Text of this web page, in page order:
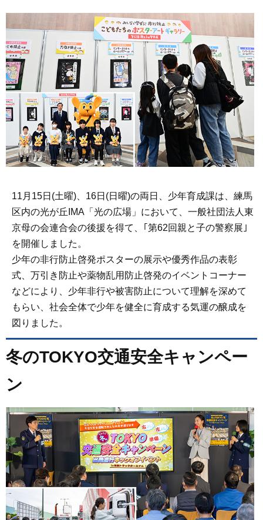
11月15日(土曜)、16日(日曜)の両日、少年育成課は、練馬
区内の光が丘IMA「光の広場」において、一般社団法人東
京母の会連合会の後援を得て、｢第62回親と子の警察展｣
を開催しました。
少年の非行防止啓発ポスターの展示や優秀作品の表彰
式、万引き防止や薬物乱用防止啓発のイベントコーナー
などにより、少年非行や被害防止について理解を深めて
もらい、社会全体で少年を健全に育成する気運の醸成を
図りました。
冬のTOKYO交通安全キャンペー
ン